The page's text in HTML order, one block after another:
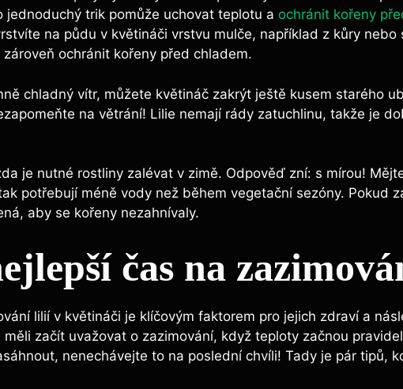
jednoduchý trik pomůže uchovat teplotu a ochránit kořeny
na půdu v květináči vrstvu mulče, například z kůry nebo
ochránit kořeny před chladem.
chladný vítr, můžete květináč zakrýt ještě kusem starého
na větrání! Lilie nemají rády zatuchlinu, takže je
je nutné rostliny zalévat v zimě. Odpověď zní: s mírou!
potřebují méně vody než během vegetační sezóny. Pokud
aby se kořeny nezahnívaly.
čas na
lilií v květináči je klíčovým faktorem pro jejich zdraví a
začít uvažovat o zazimování, když teploty začnou
nenechávejte to na poslední chvíli! Tady je pár tipů,